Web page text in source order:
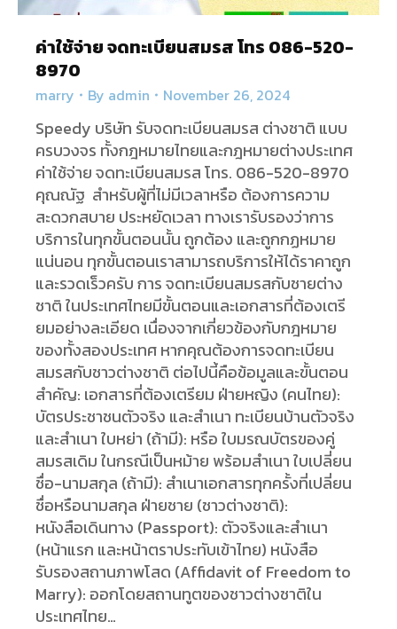
ค่าใช้จ่าย จดทะเบียนสมรส โทร 086-520-
8970
marry By admin November 26, 2024
Speedy บริษัท รับจดทะเบียนสมรส ต่างชาติ แบบ
ครบวงจร ทั้งกฎหมายไทยและกฎหมายต่างประเทศ
ค่าใช้จ่าย จดทะเบียนสมรส โทร. 086-520-8970
คุณณัฐ สำหรับผู้ที่ไม่มีเวลาหรือ ต้องการความ
สะดวกสบาย ประหยัดเวลา ทางเรารับรองว่าการ
บริการในทุกขั้นตอนนั้น ถูกต้อง และถูกกฏหมาย
แน่นอน ทุกขั้นตอนเราสามารถบริการให้ได้ราคาถูก
และรวดเร็วครับ การ จดทะเบียนสมรสกับชายต่าง
ชาติ ในประเทศไทยมีขั้นตอนและเอกสารที่ต้องเตรี
ยมอย่างละเอียด เนื่องจากเกี่ยวข้องกับกฎหมาย
ของทั้งสองประเทศ หากคุณต้องการจดทะเบียน
สมรสกับชาวต่างชาติ ต่อไปนี้คือข้อมูลและขั้นตอน
สำคัญ: เอกสารที่ต้องเตรียม ฝ่ายหญิง (คนไทย):
บัตรประชาชนตัวจริง และสำเนา ทะเบียนบ้านตัวจริง
และสำเนา ใบหย่า (ถ้ามี): หรือ ใบมรณบัตรของคู่
สมรสเดิม ในกรณีเป็นหม้าย พร้อมสำเนา ใบเปลี่ยน
ชื่อ-นามสกุล (ถ้ามี): สำเนาเอกสารทุกครั้งที่เปลี่ยน
ชื่อหรือนามสกุล ฝ่ายชาย (ชาวต่างชาติ):
หนังสือเดินทาง (Passport): ตัวจริงและสำเนา
(หน้าแรก และหน้าตราประทับเข้าไทย) หนังสือ
รับรองสถานภาพโสด (Affidavit of Freedom to
Marry): ออกโดยสถานทูตของชาวต่างชาติใน
ประเทศไทย…